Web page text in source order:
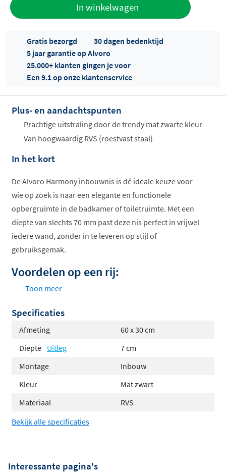
In winkelwagen
Offertes
ophalen...
Gratis bezorgd
30 dagen bedenktijd
5 jaar garantie op Alvoro
25.000+ klanten gingen je voor
Een 9.1 op onze klantenservice
Plus- en aandachtspunten
Prachtige uitstraling door de trendy mat zwarte kleur
Van hoogwaardig RVS (roestvast staal)
In het kort
De Alvoro Harmony inbouwnis is dé ideale keuze voor
wie op zoek is naar een elegante en functionele
opbergruimte in de badkamer of toiletruimte. Met een
diepte van slechts 70 mm past deze nis perfect in vrijwel
iedere wand, zonder in te leveren op stijl of
gebruiksgemak.
Voordelen op een rij:
toiletruimtes en badkamers.
Betaalbaar alternatief: Veel voordeliger en
inbouwnis.
Stijlvolle opslag: Perfect om je bad- en
doucheaccessoires netjes en zichtbaar te
Beschikbare kleuren
Toon meer
Specificaties
Afmeting
60 x 30 cm
Diepte Uitleg
7 cm
Montage
Inbouw
Kleur
Mat zwart
Materiaal
RVS
Bekijk alle specificaties
Interessante pagina's